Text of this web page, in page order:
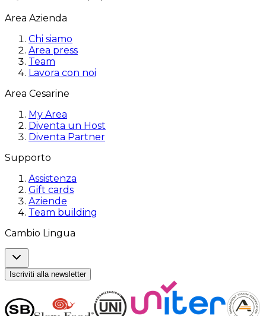
Area Azienda
Chi siamo
Area press
Team
Lavora con noi
Area Cesarine
My Area
Diventa un Host
Diventa Partner
Supporto
Assistenza
Gift cards
Aziende
Team building
Cambio Lingua
Iscriviti alla newsletter